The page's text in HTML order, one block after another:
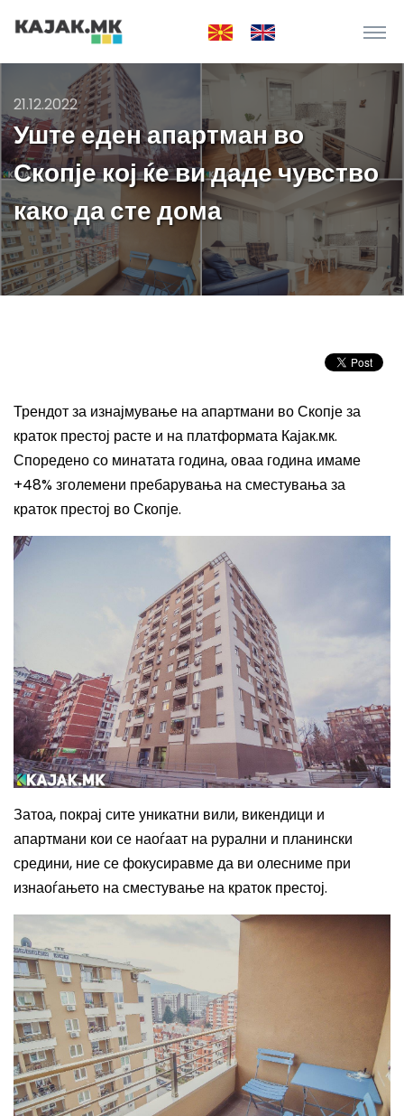
21.12.2022
Уште еден апартман во
Скопје кој ќе ви даде чувство
како да сте дома
Трендот за изнајмување на апартмани во Скопје за
краток престој расте и на платформата Кајак.мк.
Споредено со минатата година, оваа година имаме
+48% зголемени пребарувања на сместувања за
краток престој во Скопје.
Затоа, покрај сите уникатни вили, викендици и
апартмани кои се наоѓаат на рурални и планински
средини, ние се фокусиравме да ви олесниме при
изнаоѓањето на сместување на краток престој.